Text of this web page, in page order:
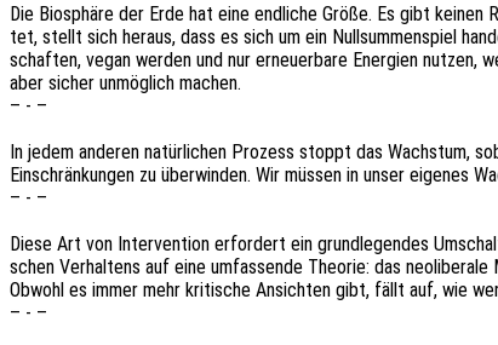
Die Biosphä­re der Erde hat eine endli­che Größe. Es gibt
tet, stellt sich heraus, dass es sich um ein Null­sum­men­spiel
schaf­ten, vegan werden und nur erneu­er­ba­re Ener­gien nutzen,
aber sicher unmög­lich machen.
– - –
In jedem ande­ren natür­li­chen Prozess stoppt das Wachs­tum,
Einschrän­kun­gen zu über­win­den. Wir müssen in unser eige­nes
– - –
Diese Art von Inter­ven­ti­on erfor­dert ein grund­le­gen­des
schen Verhal­tens auf eine umfas­sen­de Theo­rie: das
Obwohl es immer mehr kriti­sche Ansich­ten gibt, fällt auf, wie
– - –